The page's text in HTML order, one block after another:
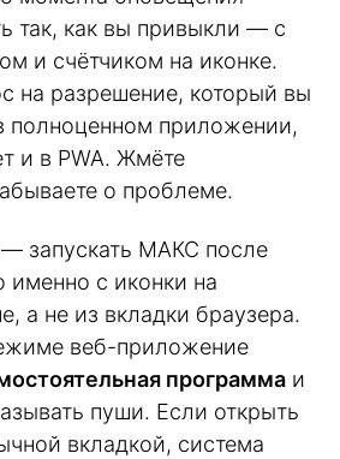
так, как вы привыкли — с
и счётчиком на иконке.
на разрешение, который вы
полноценном приложении,
и в PWA. Жмёте
о проблеме.
запускать МАКС после
именно с иконки на
а не из вкладки браузера.
веб-приложение
программа и
пуши. Если открыть
вкладкой, система